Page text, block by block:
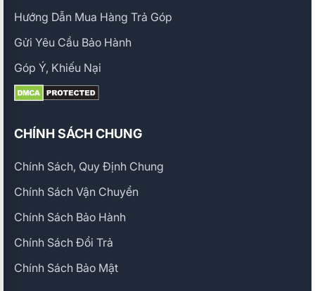
Hướng Dẫn Mua Hàng Trả Góp
Gửi Yêu Cầu Bảo Hành
Góp Ý, Khiếu Nại
CHÍNH SÁCH CHUNG
Chính Sách, Quy Định Chung
Chính Sách Vận Chuyển
Chính Sách Bảo Hành
Chính Sách Đổi Trả
Chính Sách Bảo Mật